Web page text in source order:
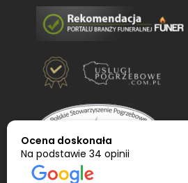
Ocena doskonała
Na podstawie 34 opinii